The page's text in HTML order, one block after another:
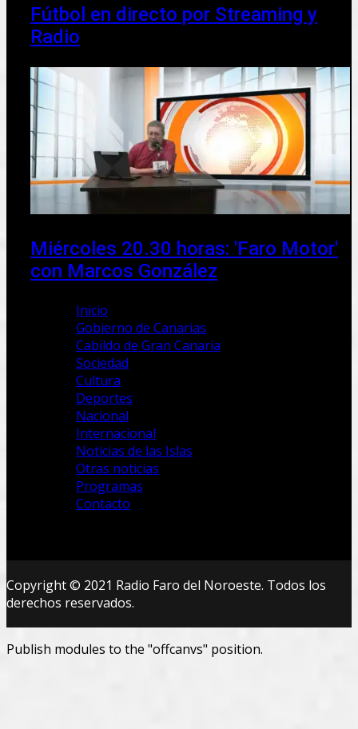
Fútbol en directo por Streaming y
Radio
Miércoles 20.30 horas: 'Faro Motor'
con Marcos González
Inicio
Gobierno de Canarias
Cabildo de Gran Canaria
Sociedad
Cultura
Deportes
Nacional
Internacional
Noticias de las Islas
Otras noticias
Programas
Contacto
Copyright © 2021 Radio Faro del Noroeste. Todos los
derechos reservados.
Publish modules to the "offcanvs" position.